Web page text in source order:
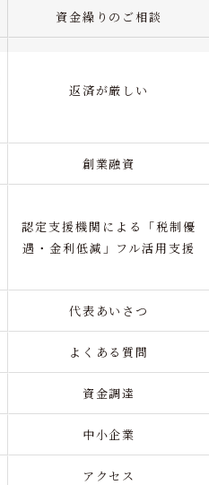
資金繰りのご相談
返済が厳しい
創業融資
認定支援機関による「税制優
遇・金利低減」フル活用支援
代表あいさつ
よくある質問
資金調達
中小企業
アクセス